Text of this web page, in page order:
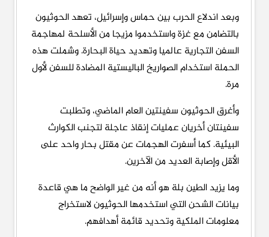
وبعد اندلاع الحرب بين حماس وإسرائيل، تعهد الحوثيون
بالتضامن مع غزة واستخدموا مزيجا من الأسلحة لمهاجمة
السفن التجارية عالميا وتهديد حياة البحارة. وشملت هذه
الحملة استخدام الصواريخ الباليستية المضادة للسفن لأول
مرة.
وأغرق الحوثيون سفينتين العام الماضي، وتطلبت
سفينتان أخريان عمليات إنقاذ عاجلة لتجنب الكوارث
البيئية. كما أسفرت الهجمات عن مقتل بحار واحد على
الأقل وإصابة العديد من الآخرين.
وما يزيد الطين بلة هو أنه من غير الواضح ما هي قاعدة
بيانات الشحن التي استخدمها الحوثيون لاستخراج
معلومات الملكية وتحديد قائمة أهدافهم.